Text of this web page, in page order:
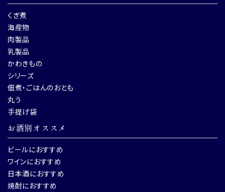
くぎ煮
海産物
肉製品
乳製品
かわきもの
シリーズ
佃煮・ごはんのおとも
丸う
手提げ袋
お酒別オススメ
ビールにおすすめ
ワインにおすすめ
日本酒におすすめ
焼酎におすすめ